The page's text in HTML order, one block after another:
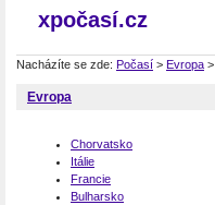
xpočasí.cz
Nacházíte se zde: Počasí > Evropa >
Evropa
Chorvatsko
Itálie
Francie
Bulharsko